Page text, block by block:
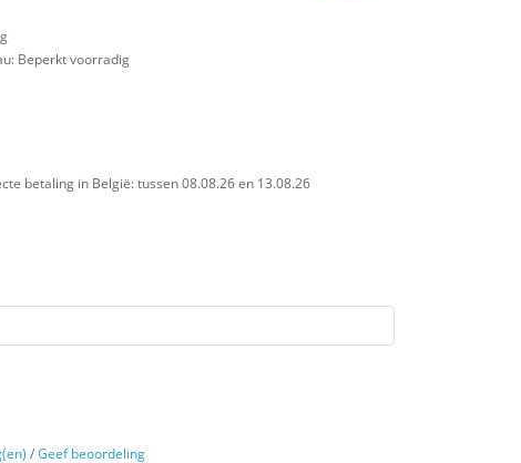
betaling in België: tussen 08.08.26 en 13.08.26
/Geef beoordeling